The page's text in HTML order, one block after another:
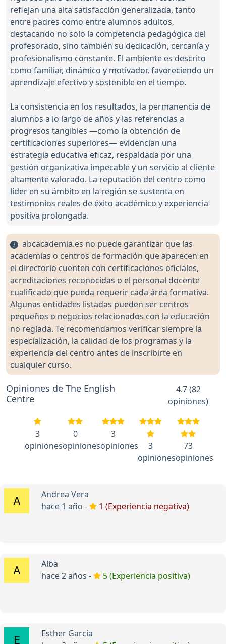
reflejan una alta satisfacción generalizada, tanto
entre padres como entre alumnos adultos,
destacando no solo la competencia pedagógica del
profesorado, sino también su dedicación, cercanía y
profesionalismo constante. El ambiente es descrito
como familiar, dinámico y motivador, favoreciendo un
aprendizaje efectivo y sostenible en el tiempo.
La consistencia en los resultados, la permanencia de
alumnos a lo largo de años y las referencias a
progresos tangibles —como la obtención de
certificaciones superiores— evidencian una
estrategia educativa eficaz, respaldada por una
gestión organizativa impecable y un servicio al cliente
altamente valorado. La reputación del centro como
líder en su ámbito en la región se sustenta en
testimonios reales de éxito académico y experiencia
positiva prolongada.
abcacademia.es no puede garantizar que las
academias o centros de formación que aparecen en
el directorio cuenten con certificaciones oficiales,
acreditaciones reconocidas o el personal docente
cualificado que pueda requerir cada área formativa.
Algunas entidades listadas pueden ser centros
pequeños o negocios relacionados con la educación
no reglada. Te recomendamos verificar siempre la
especialización, la calidad de los programas y la
experiencia del centro antes de inscribirte en
cualquier curso.
Opiniones de The English
Centre
4.7 (82
opiniones)
3
opiniones
0
opiniones
3
opiniones
3
opiniones
73
opiniones
Andrea Vera
hace 1 año -
1 (Experiencia negativa)
Alba
hace 2 años -
5 (Experiencia positiva)
Esther García